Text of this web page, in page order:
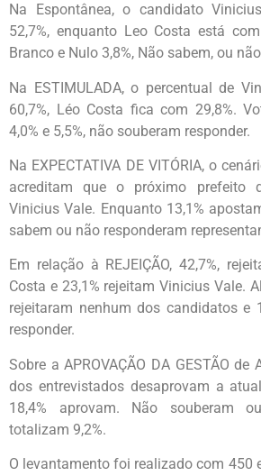
Na Espontânea, o candidato
52,7%, enquanto Leo Costa está
Branco e Nulo 3,8%, Não sabem, ou
Na ESTIMULADA, o percentual de
60,7%, Léo Costa fica com 29,8%.
4,0% e 5,5%, não souberam responder.
Na EXPECTATIVA DE VITÓRIA, o
acreditam que o próximo prefeito
Vinicius Vale. Enquanto 13,1%
sabem ou não responderam
Em relação à REJEIÇÃO, 42,7%,
Costa e 23,1% rejeitam Vinicius Vale.
rejeitaram nenhum dos candidatos e
responder.
Sobre a APROVAÇÃO DA GESTÃO de
dos entrevistados desaprovam a
18,4% aprovam. Não souberam
totalizam 9,2%.
O levantamento foi realizado com 450